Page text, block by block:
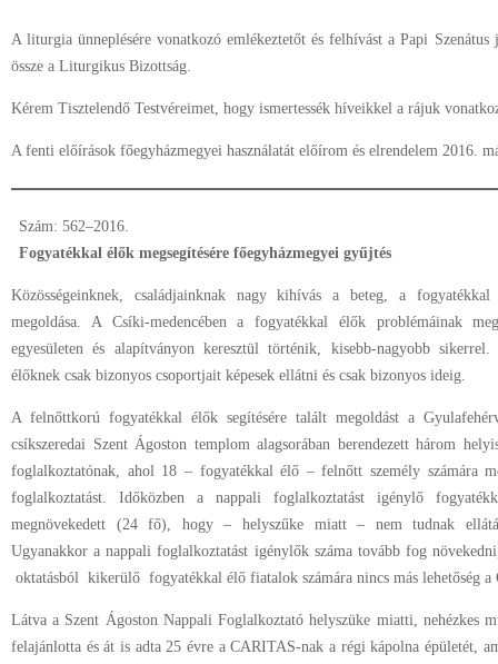
A liturgia ünneplésére vonatkozó emlékeztetőt és felhívást a Papi Szenátus
össze a Liturgikus Bizottság.
Kérem Tisztelendő Testvéreimet, hogy ismertessék híveikkel a rájuk
A fenti előírások főegyházmegyei használatát előírom és elrendelem 2016.
Szám: 562–2016.
Fogyatékkal élők megsegítésére főegyházmegyei gyűjtés
Közösségeinknek, családjainknak nagy kihívás a beteg, a
megoldása. A Csíki-medencében a fogyatékkal élők problémáinak
egyesületen és alapítványon keresztül történik, kisebb-nagyobb
élőknek csak bizonyos csoportjait képesek ellátni és csak bizonyos ideig.
A felnőttkorú fogyatékkal élők segítésére talált megoldást a
csíkszeredai Szent Ágoston templom alagsorában berendezett három
foglalkoztatónak, ahol 18 – fogyatékkal élő – felnőtt személy számára
foglalkoztatást. Időközben a nappali foglalkoztatást igénylő
megnövekedett (24 fő), hogy – helyszűke miatt – nem tudnak
Ugyanakkor a nappali foglalkoztatást igénylők száma tovább fog
oktatásból kikerülő fogyatékkal élő fiatalok számára nincs más lehetőség a
Látva a Szent Ágoston Nappali Foglalkoztató helyszüke miatti, nehézkes
felajánlotta és át is adta 25 évre a CARITAS-nak a régi kápolna épületét,